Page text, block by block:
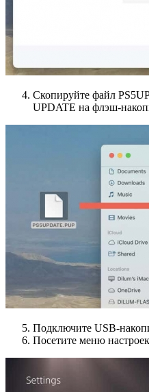
Скопируйте файл
UPDATE на флэш-
Подключите USB-
Посетите меню